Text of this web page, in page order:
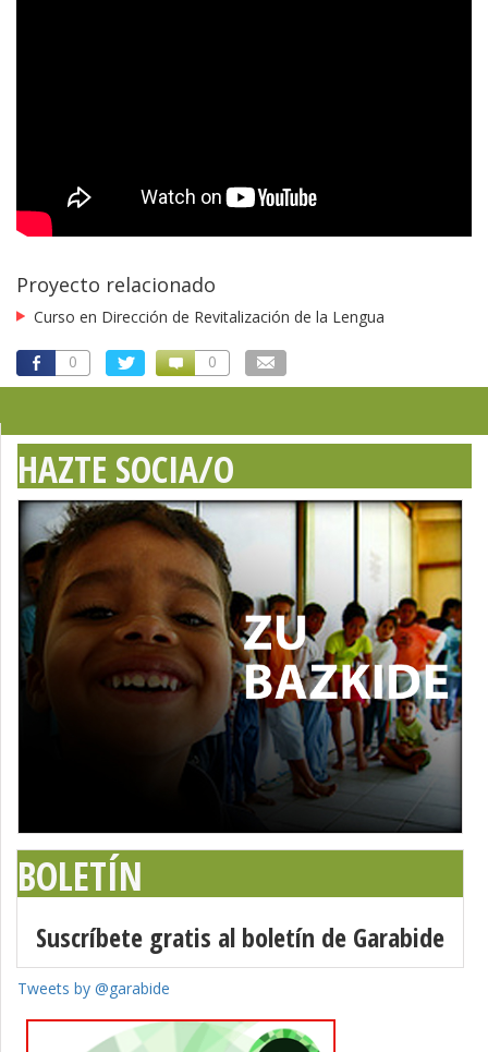
Proyecto relacionado
Curso en Dirección de Revitalización de la Lengua
0 0
HAZTE SOCIA/O
BOLETÍN
Suscríbete gratis al boletín de Garabide
Tweets by @garabide